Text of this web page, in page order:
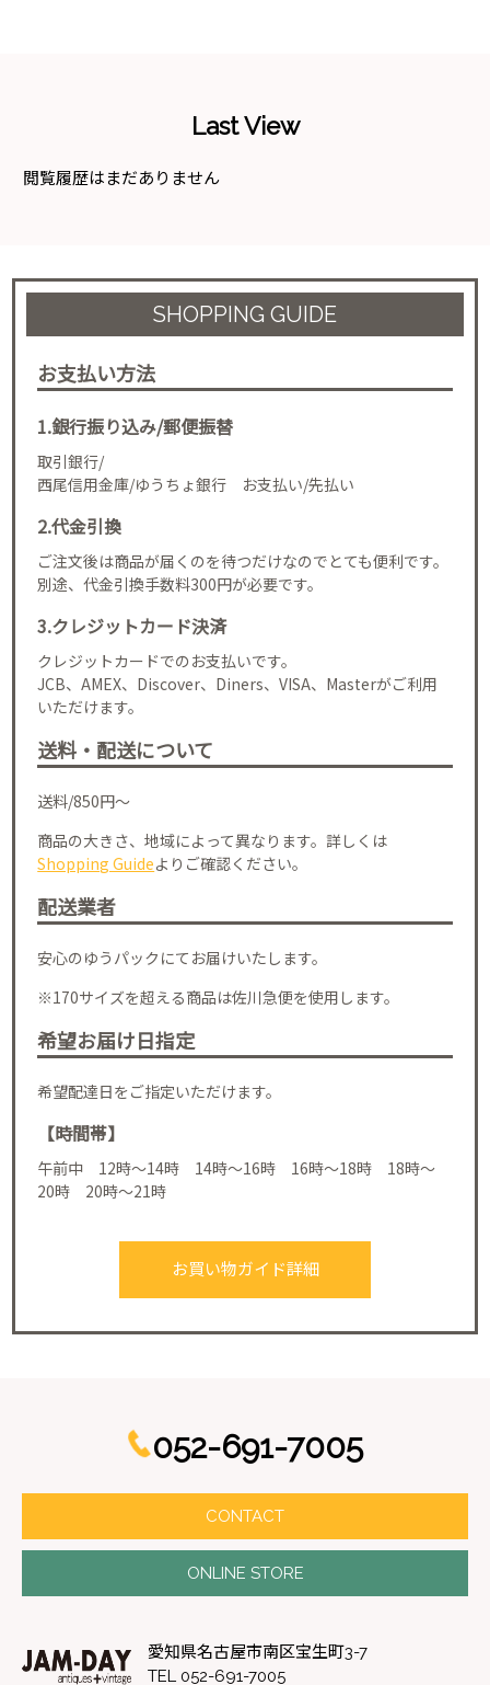
Last View
閲覧履歴はまだありません
SHOPPING GUIDE
お支払い方法
1.銀行振り込み/郵便振替
取引銀行/
西尾信用金庫/ゆうちょ銀行 お支払い/先払い
2.代金引換
ご注文後は商品が届くのを待つだけなのでとても便利です。
別途、代金引換手数料300円が必要です。
3.クレジットカード決済
クレジットカードでのお支払いです。
JCB、AMEX、Discover、Diners、VISA、Masterがご利用
いただけます。
送料・配送について
送料/850円～
商品の大きさ、地域によって異なります。詳しくは
Shopping Guideよりご確認ください。
配送業者
安心のゆうパックにてお届けいたします。
※170サイズを超える商品は佐川急便を使用します。
希望お届け日指定
希望配達日をご指定いただけます。
【時間帯】
午前中 12時～14時 14時～16時 16時～18時 18時～
20時 20時～21時
お買い物ガイド詳細
052-691-7005
CONTACT
ONLINE STORE
愛知県名古屋市南区宝生町3-7
TEL 052-691-7005